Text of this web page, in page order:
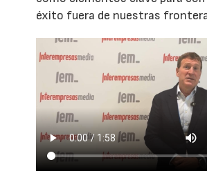
éxito fuera de nuestras